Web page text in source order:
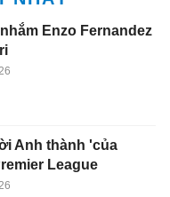
Enzo Fernandez
Anh thành 'của
League